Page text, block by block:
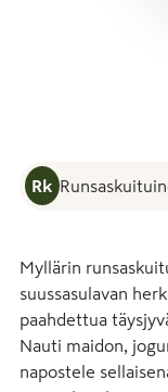
Rk
Myllärin
suussasulavan
paahdettua
Nauti maidon,
napostele